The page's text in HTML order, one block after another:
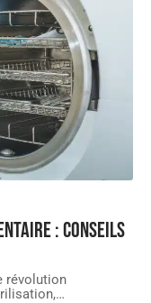
: conseils
révolution
…